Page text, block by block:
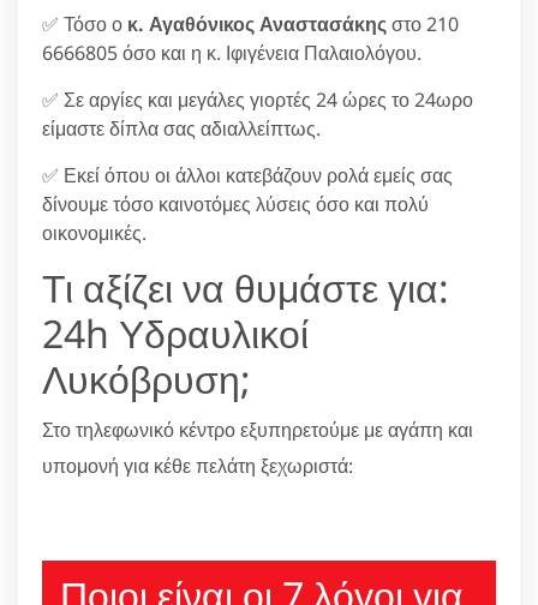
✅ Τόσο ο κ. Αγαθόνικος Αναστασάκηςστο 210
6666805 όσο και η κ. Ιφιγένεια Παλαιολόγου.
✅ Σε αργίες και μεγάλες γιορτές 24 ώρες το 24ωρο
είμαστε δίπλα σας αδιαλλείπτως.
✅ Εκεί όπου οι άλλοι κατεβάζουν ρολά εμείς σας
δίνουμε τόσο καινοτόμες λύσεις όσο και πολύ
οικονομικές.
Τι αξίζει να θυμάστε για:
24h Υδραυλικοί
Λυκόβρυση;
Στο τηλεφωνικό κέντρο εξυπηρετούμε με αγάπη και
υπομονή για κέθε πελάτη ξεχωριστά: